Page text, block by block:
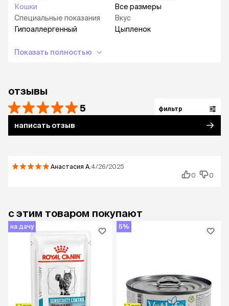
Vitalcan Therapy Feline Hypoallergenic Care
назначается ветеринарным врачом в случаях
пищевой аллергии или непереносимости с
симптомами со стороны пищеварительной
заболеваний кишечника (ВЗК) и т.д., и может
определенным белкам.
Кошки
Специальные показания
Гипоаллергенный
Все размеры
Вкус
Цыпленок
Показать полностью
отзывы
5 фильтр
написать отзыв
Анастасия А. 4/26/2025
0
0
с этим товаром покупают
на дачу 5%